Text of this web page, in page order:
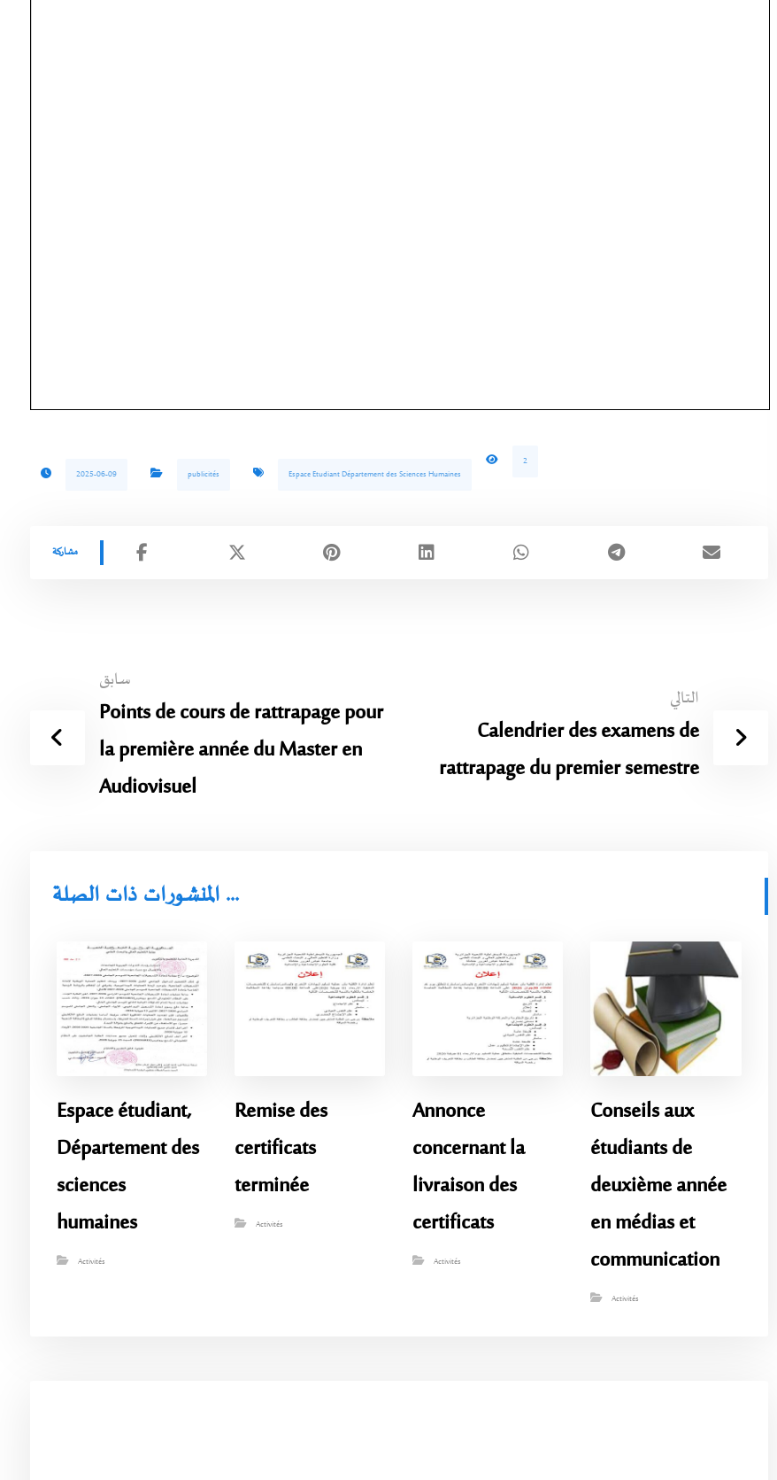
2025-06-09 publicités Espace Etudiant Département des Sciences Humaines
2
سابق
Points de cours de rattrapage pour
la première année du Master en
Audiovisuel
التالي
Calendrier des examens de
rattrapage du premier semestre
المنشورات ذات الصلة ...
Espace étudiant,
Département des
sciences
humaines
Activités
Remise des
certificats
terminée
Activités
Annonce
concernant la
livraison des
certificats
Activités
Conseils aux
étudiants de
deuxième année
en médias et
communication
Activités